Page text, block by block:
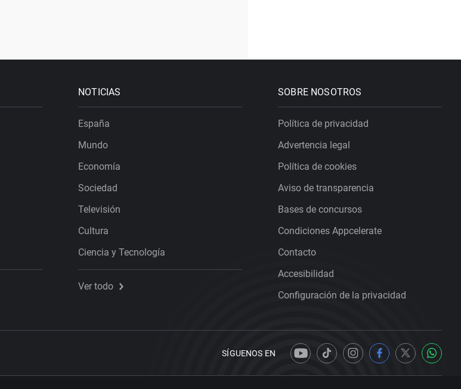
NOTICIAS
España
Mundo
Economía
Sociedad
Televisión
Cultura
Ciencia y Tecnología
Ver todo
SOBRE NOSOTROS
Política de privacidad
Advertencia legal
Política de cookies
Aviso de transparencia
Bases de concursos
Condiciones Appcelerate
Contacto
Accesibilidad
Configuración de la privacidad
SÍGUENOS EN